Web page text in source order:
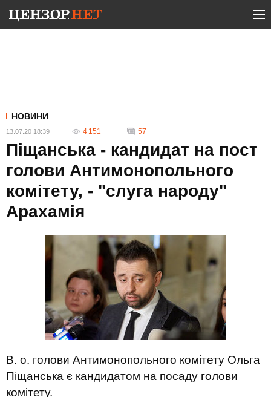
НОВИНИ
13.07.20 18:39 4 151 57
Піщанська - кандидат на пост
голови Антимонопольного
комітету, - "слуга народу"
Арахамія
В. о. голови Антимонопольного комітету Ольга
Піщанська є кандидатом на посаду голови
комітету.